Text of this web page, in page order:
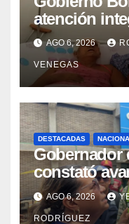
atención
con
AGO 6, 2026
VENEGAS
DESTACADAS
Gobernador
constató
Catia la Mar
AGO 6, 2026
RODRÍGUEZ